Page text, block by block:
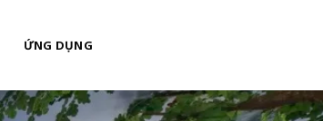
ỨNG DỤNG